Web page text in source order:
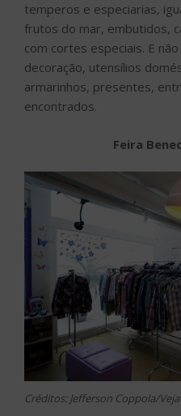
temperos e especiarias,
frutos do mar, embutidos,
com cortes especiais. E
decoração, utensílios
armarinhos, presentes,
encontrados.
Feira
Créditos: Jefferson Coppola/